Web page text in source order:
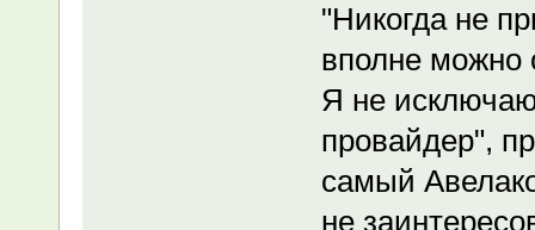
"Никогда не
вполне можно
Я не
провайдер",
самый
не